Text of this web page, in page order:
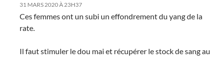
31 MARS 2020 À 23H37
Ces femmes ont un subi un effondrement du yang de la
rate.
Il faut stimuler le dou mai et récupérer le stock de sang au